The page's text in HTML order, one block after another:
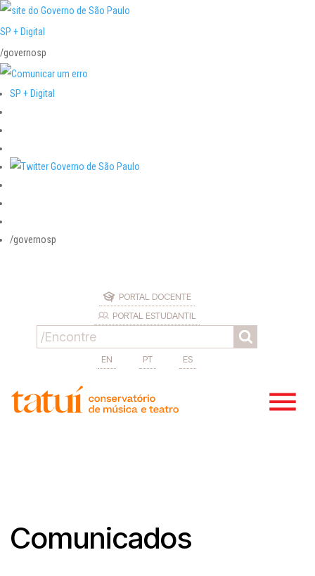
SP + Digital
/governosp
SP + Digital
/governosp
PORTAL DOCENTE
PORTAL ESTUDANTIL
EN PT ES
Comunicados